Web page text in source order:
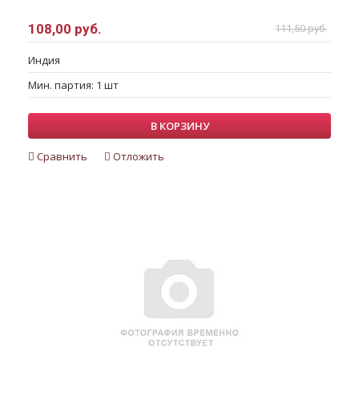
108,00 руб. 111,50 руб.
Индия
Мин. партия: 1 шт
В КОРЗИНУ
Сравнить Отложить